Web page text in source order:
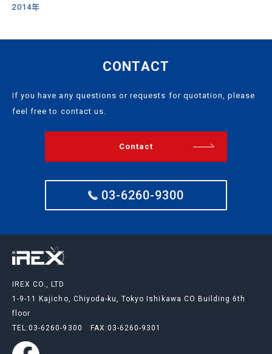
2014年
CONTACT
If you have any questions or requests for quotation, please
feel free to contact us.
Contact
03-6260-9300
IREX CO., LTD
1-9-11 Kajicho, Chiyoda-ku, Tokyo Ishikawa CO Building 6th
floor
TEL:03-6260-9300
FAX:03-6260-9301